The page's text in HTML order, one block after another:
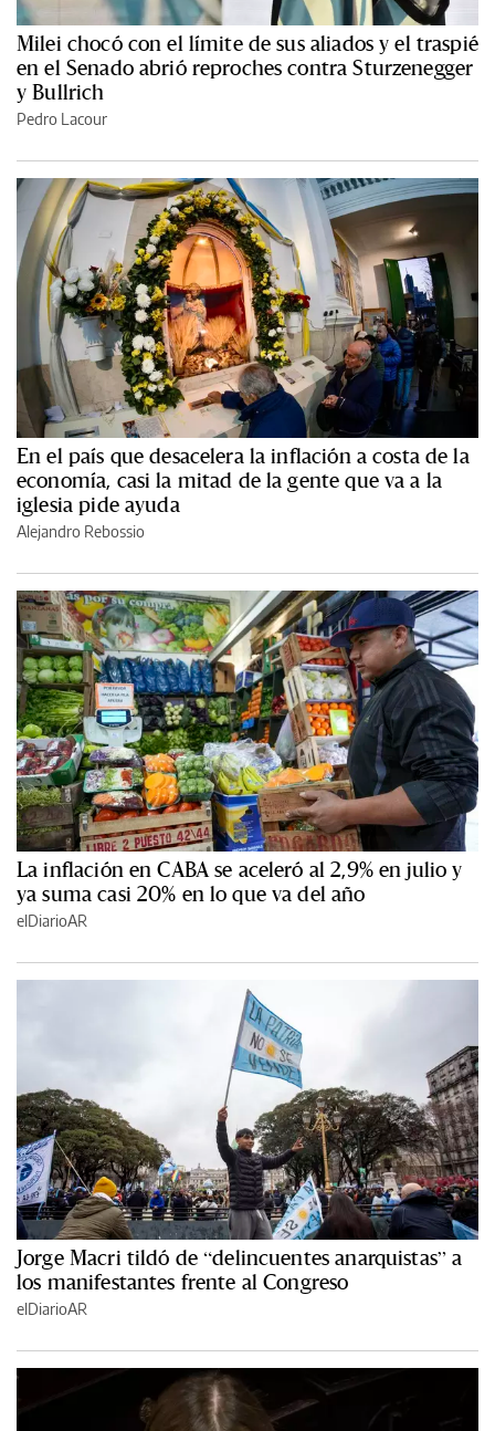
Milei chocó con el límite de sus aliados y el traspié
en el Senado abrió reproches contra Sturzenegger
y Bullrich
Pedro Lacour
En el país que desacelera la inflación a costa de la
economía, casi la mitad de la gente que va a la
iglesia pide ayuda
Alejandro Rebossio
La inflación en CABA se aceleró al 2,9% en julio y
ya suma casi 20% en lo que va del año
elDiarioAR
Jorge Macri tildó de “delincuentes anarquistas” a
los manifestantes frente al Congreso
elDiarioAR